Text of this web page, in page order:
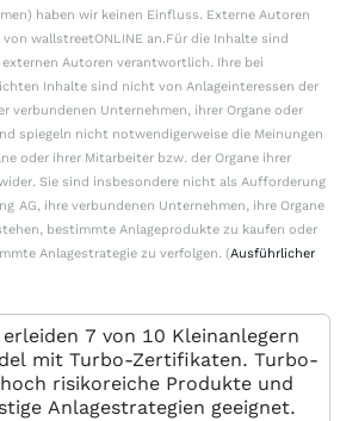
haben wir keinen Einfluss. Externe Autoren
wallstreetONLINE an.Für die Inhalte sind
Autoren verantwortlich. Ihre bei
Inhalte sind nicht von Anlageinteressen der
verbundenen Unternehmen, ihrer Organe oder
spiegeln nicht notwendigerweise die Meinungen
oder ihrer Mitarbeiter bzw. der Organe ihrer
Sie sind insbesondere nicht als Aufforderung
AG, ihre verbundenen Unternehmen, ihre Organe
bestimmte Anlageprodukte zu kaufen oder
Anlagestrategie zu verfolgen. (Ausführlicher
7 von 10 Kleinanlegern
mit Turbo-Zertifikaten. Turbo-
risikoreiche Produkte und
Anlagestrategien geeignet.